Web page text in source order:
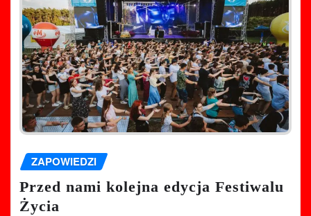
ZAPOWIEDZI
Przed nami kolejna edycja Festiwalu
Życia